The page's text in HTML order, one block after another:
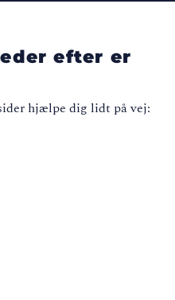
efter er
hjælpe dig lidt på vej: